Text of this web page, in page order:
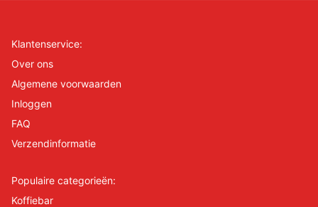
Klantenservice:
Over ons
Algemene voorwaarden
Inloggen
FAQ
Verzendinformatie
Populaire categorieën:
Koffiebar